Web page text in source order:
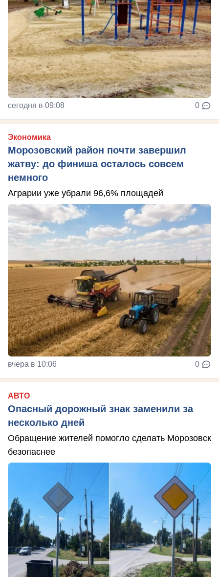
сегодня в 09:08 0
Экономика
Морозовский район почти завершил
жатву: до финиша осталось совсем
немного
Аграрии уже убрали 96,6% площадей
вчера в 10:06 0
АВТО
Опасный дорожный знак заменили за
несколько дней
Обращение жителей помогло сделать Морозовск
безопаснее